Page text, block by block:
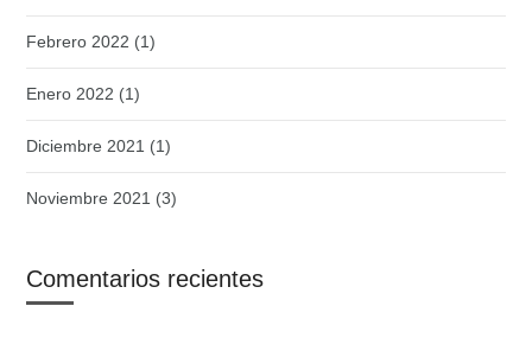
Febrero 2022 (1)
Enero 2022 (1)
Diciembre 2021 (1)
Noviembre 2021 (3)
Comentarios recientes